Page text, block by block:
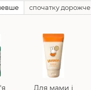
спочатку дорожче
Для мами і